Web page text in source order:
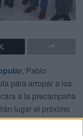
, Pablo
para arropar a los
a la precampaña
lugar el próximo